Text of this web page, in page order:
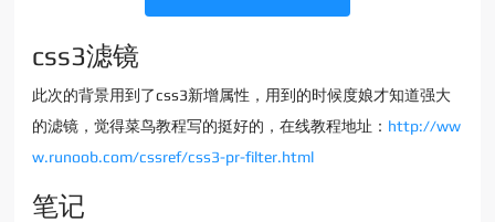
css3滤镜
此次的背景用到了css3新增属性，用到的时候度娘才知道强大
的滤镜，觉得菜鸟教程写的挺好的，在线教程地址： http://ww
w.runoob.com/cssref/css3-pr-filter.html
笔记